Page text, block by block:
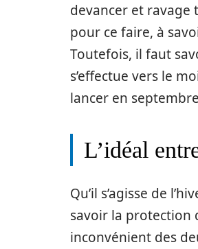
devancer et ravage
pour ce faire, à
Toutefois, il faut
s’effectue vers le
lancer en
L’idéal
Qu’il s’agisse de
savoir la protection
inconvénient des